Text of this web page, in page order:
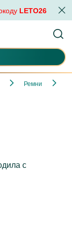
LETO26
Ремни